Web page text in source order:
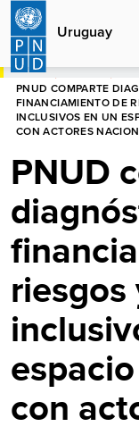
Pasar
contenido
principal
Uruguay
HOME
PNUD COMPARTE
FINANCIAMIENTO DE
INCLUSIVOS EN UN
CON ACTORES
PNUD
riesgos
con